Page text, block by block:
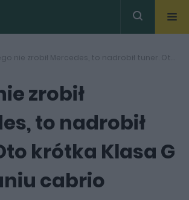
Czego nie zrobił Mercedes, to nadrobił tuner. Oto krótka Klasa G w wydaniu cabrio
zrobił
to nadrobił
krótka Klasa G
cabrio